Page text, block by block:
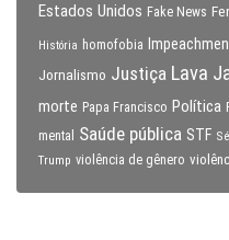
Estados Unidos Fake News
História homofobia
Jornalismo Justiça Lava
morte Papa Francisco Política
mental
Saúde pública STF
Trump violência de gênero